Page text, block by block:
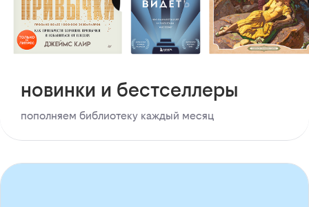
новинки и бестселлеры
пополняем библиотеку каждый месяц